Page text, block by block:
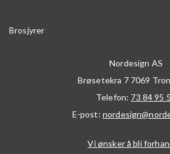
Brosjyrer
Nordesign AS
Brøsetekra 7 7069
Telefon: 73 84 95
E-post:
Vi ønsker å bli